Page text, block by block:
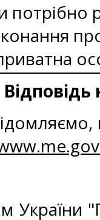
потрібно
Відповідь